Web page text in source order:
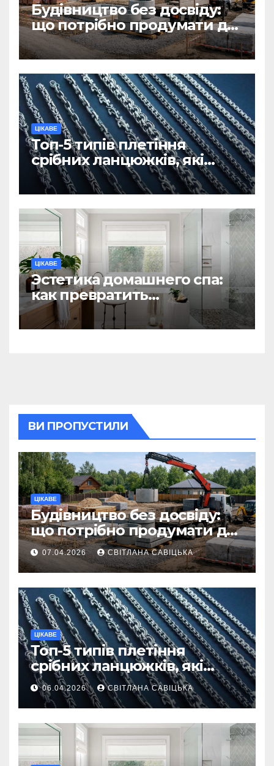
Будівництво без досвіду:
що потрібно продумати до
першої доставки на
ділянку
ЦІКАВЕ
Топ-5 типів плетіння
срібних ланцюжків, які
вважаються
найнадійнішими
ЦІКАВЕ
Эстетика домашнего спа:
как превратить
ежедневную гигиену в
восстанавливающий
ВИ ПРОПУСТИЛИ
ЦІКАВЕ
Будівництво без досвіду:
що потрібно продумати до
першої доставки на
ділянку
07.04.2026 СВІТЛАНА САВІЦЬКА
ЦІКАВЕ
Топ-5 типів плетіння
срібних ланцюжків, які
вважаються
найнадійнішими
06.04.2026 СВІТЛАНА САВІЦЬКА